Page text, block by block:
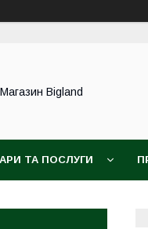
Магазин Bigland
ТА ПОСЛУГИ